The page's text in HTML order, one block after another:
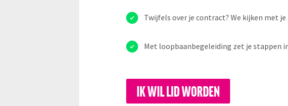
Twijfels over je contract? We kijken met je
Met loopbaanbegeleiding zet je stappen
IK WIL LID WORDEN